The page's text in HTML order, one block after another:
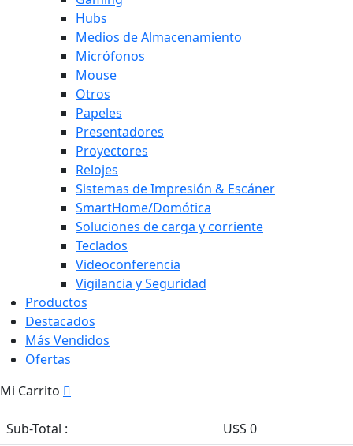
Hubs
Medios de Almacenamiento
Micrófonos
Mouse
Otros
Papeles
Presentadores
Proyectores
Relojes
Sistemas de Impresión & Escáner
SmartHome/Domótica
Soluciones de carga y corriente
Teclados
Videoconferencia
Vigilancia y Seguridad
Productos
Destacados
Más Vendidos
Ofertas
Mi Carrito
Sub-Total :
U$S 0